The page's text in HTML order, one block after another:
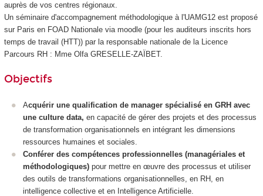
auprès de vos centres régionaux.
Un séminaire d'accompagnement méthodologique à l'UAMG12 est proposé
sur Paris en FOAD Nationalevia moodle (pour les auditeurs inscrits hors
temps de travail (HTT)) par la responsable nationale de la Licence
Parcours RH : Mme Olfa GRESELLE-ZAÏBET.
Objectifs
Acquérir une qualification de manager spécialisé en GRH avec
une culture data, en capacité de gérer des projets et des processus
de transformation organisationnels en intégrant les dimensions
ressources humaines et sociales.
Conférer des compétences professionnelles (managériales et
méthodologiques) pour mettre en œuvre des processus et utiliser
des outils de transformations organisationnelles, en RH, en
intelligence collective et en Intelligence Artificielle.